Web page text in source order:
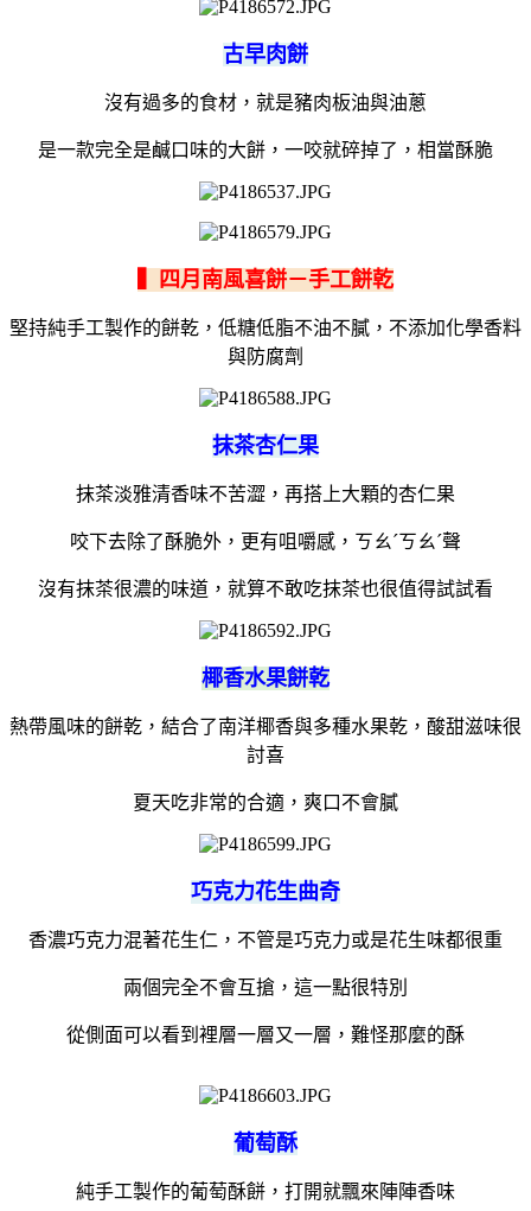
古早肉餅
沒有過多的食材，就是豬肉板油與油蔥
是一款完全是鹹口味的大餅，一咬就碎掉了，相當酥脆
▍四月南風喜餅－手工餅乾
堅持純手工製作的餅乾，低糖低脂不油不膩，不添加化學香料
與防腐劑
抹茶杏仁果
抹茶淡雅清香味不苦澀，再搭上大顆的杏仁果
咬下去除了酥脆外，更有咀嚼感，ㄎㄠˊㄎㄠˊ聲
沒有抹茶很濃的味道，就算不敢吃抹茶也很值得試試看
椰香水果餅乾
熱帶風味的餅乾，結合了南洋椰香與多種水果乾，酸甜滋味很
討喜
夏天吃非常的合適，爽口不會膩
巧克力花生曲奇
香濃巧克力混著花生仁，不管是巧克力或是花生味都很重
兩個完全不會互搶，這一點很特別
從側面可以看到裡層一層又一層，難怪那麼的酥
葡萄酥
純手工製作的葡萄酥餅，打開就飄來陣陣香味